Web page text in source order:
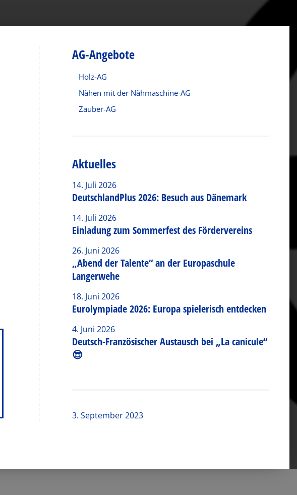
AG-Angebote
Holz-AG
Nähen mit der Nähmaschine-AG
Zauber-AG
Aktuelles
14. Juli 2026
DeutschlandPlus 2026: Besuch aus Dänemark
14. Juli 2026
Einladung zum Sommerfest des Fördervereins
26. Juni 2026
„Abend der Talente“ an der Europaschule
Langerwehe
18. Juni 2026
Eurolympiade 2026: Europa spielerisch entdecken
4. Juni 2026
Deutsch-Französischer Austausch bei „La canicule“
😎
3. September 2023